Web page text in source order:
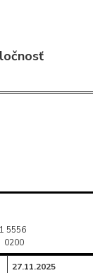
5556
0200
27.11.2025